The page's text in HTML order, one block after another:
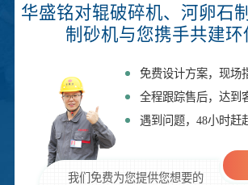
华盛铭对辊破碎机、河卵石
制砂机与您携手共建环
免费设计方案，现场
全程跟踪售后，达到
遇到问题，48小时赶
我们免费为您提供您想要的